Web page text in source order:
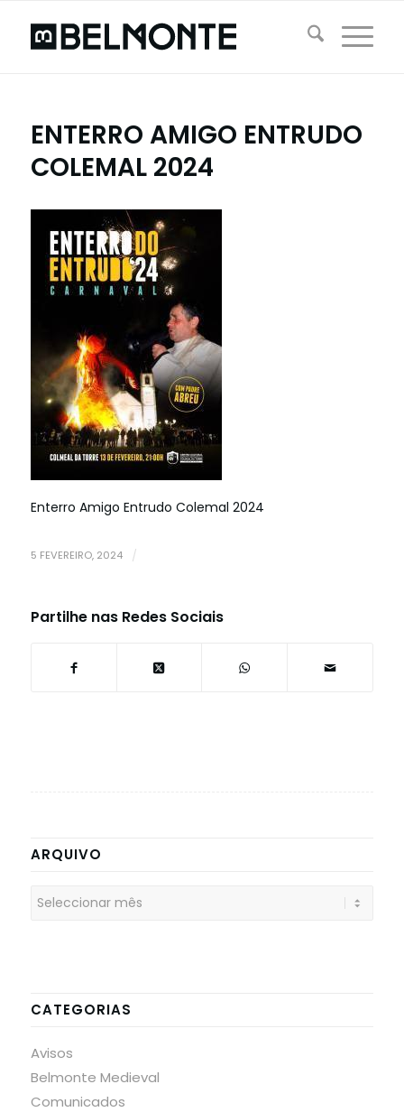
ENTERRO AMIGO ENTRUDO
COLEMAL 2024
Enterro Amigo Entrudo Colemal 2024
5 FEVEREIRO, 2024 /
Partilhe nas Redes Sociais
ARQUIVO
CATEGORIAS
Avisos
Belmonte Medieval
Comunicados